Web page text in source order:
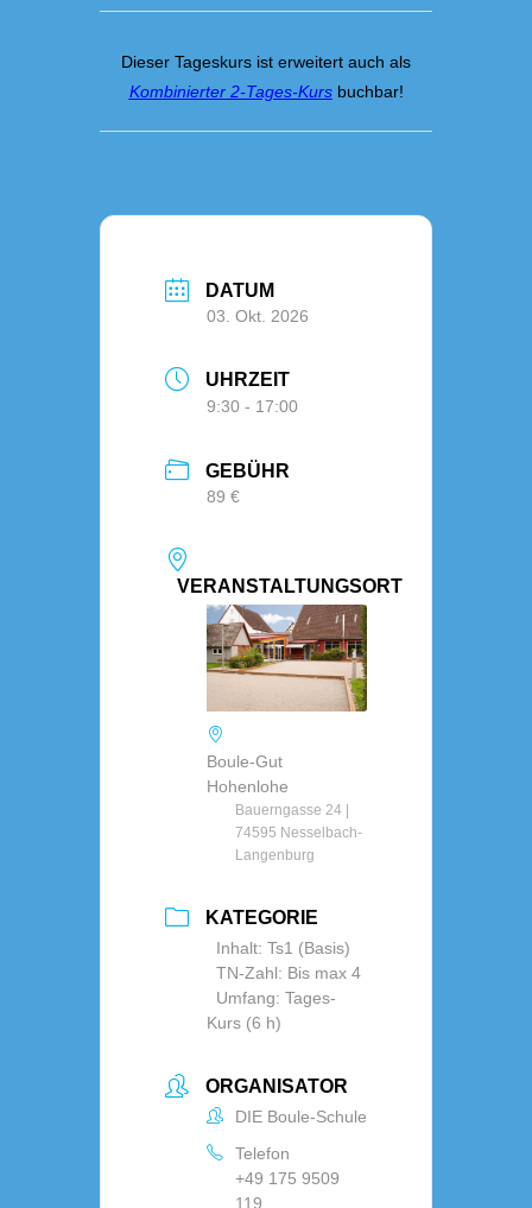
Dieser Tageskurs ist erweitert auch als
Kombinierter 2-Tages-Kursbuchbar!
DATUM
03. Okt. 2026
UHRZEIT
9:30 - 17:00
GEBÜHR
89 €
VERANSTALTUNGSORT
Boule-Gut
Hohenlohe
Bauerngasse 24 |
74595 Nesselbach-
Langenburg
KATEGORIE
Inhalt: Ts1 (Basis)
TN-Zahl: Bis max 4
Umfang: Tages-
Kurs (6 h)
ORGANISATOR
DIE Boule-Schule
Telefon
+49 175 9509
119